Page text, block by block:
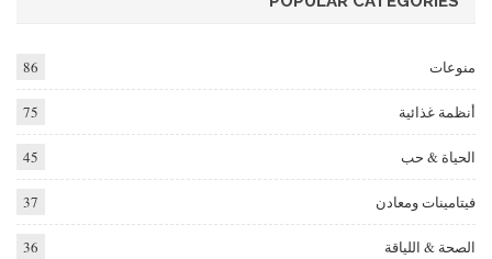
منوعات 86
أنظمة غذائية 75
الحياة & حب 45
فيتامينات ومعادن 37
الصحة & اللياقة 36